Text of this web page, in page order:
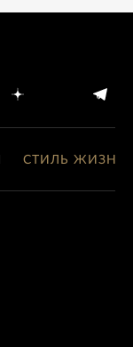
СТИЛЬ ЖИЗНИ